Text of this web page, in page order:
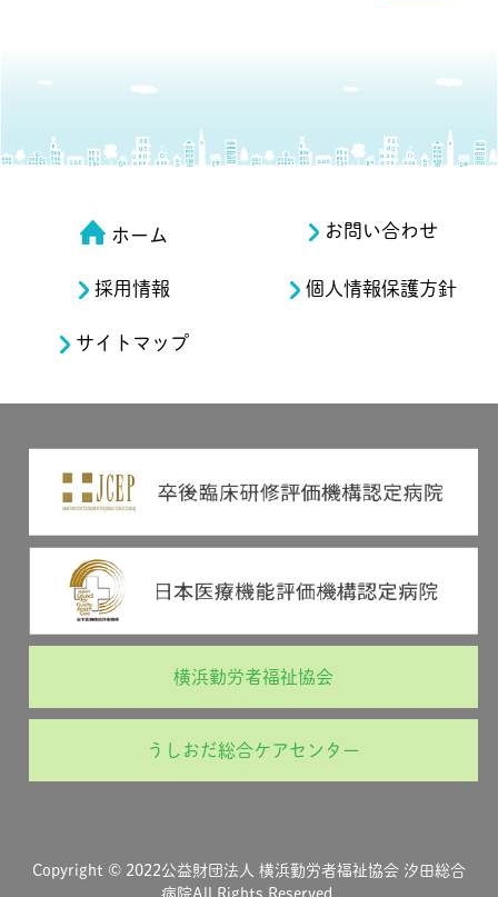
ホーム お問い合わせ
採用情報 個人情報保護方針
サイトマップ
横浜勤労者福祉協会
うしおだ総合ケアセンター
Copyright © 2022公益財団法人 横浜勤労者福祉協会 汐田総合
病院All Rights Reserved.